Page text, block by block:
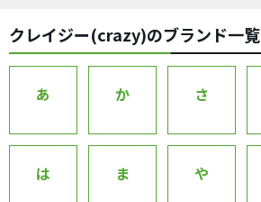
クレイジー(crazy)のブランド一覧
あ か さ
は ま や